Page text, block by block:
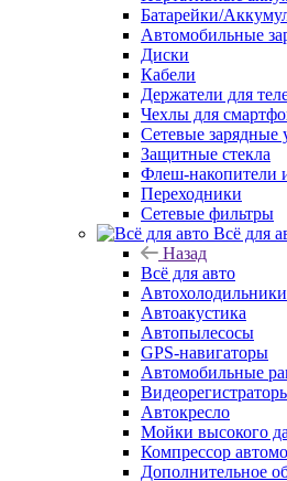
Батарейки/
Автомобильные
Диски
Кабели
Держатели для
Чехлы для
Сетевые зарядные
Защитные стекла
Флеш-накопители
Переходники
Сетевые фильтры
Всё для
Назад
Всё для авто
Автохолодильники
Автоакустика
Автопылесосы
GPS-навигаторы
Автомобильные
Автокресло
Мойки высокого
Компрессор
Дополнительное